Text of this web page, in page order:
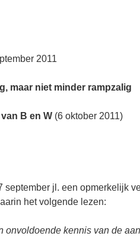
2011
maar niet minder rampzalig
B en W (6 oktober 2011)
september jl. een opmerkelijk
het volgende lezen:
onvoldoende kennis van de